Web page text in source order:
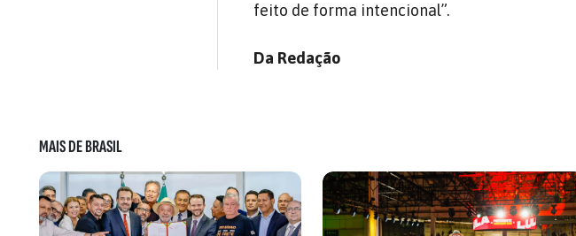
feito de forma intencional”.
Da Redação
MAIS DE BRASIL